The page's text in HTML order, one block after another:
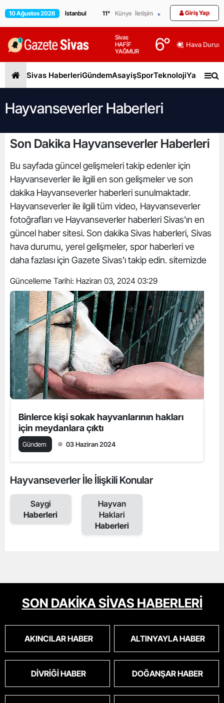
10 Ağustos 2026 11° Künye İletişim Giriş Yap
Sivas
HAFİF
YAĞMUR
6° Hava
Sivas HaberleriGündemAsayişSporTeknolojiYaşam
Hayvanseverler Haberleri
Son Dakika Hayvanseverler Haberleri
Bu sayfada güncel gelişmeleri takip edenler için
Hayvanseverler ile ilgili en son gelişmeler ve son
dakika Hayvanseverler haberleri sunulmaktadır.
Hayvanseverler ile ilgili tüm video, Hayvanseverler
fotoğrafları ve Hayvanseverler haberleri Sivas'ın en
güncel haber sitesi. Son dakika Sivas haberleri, Sivas
hava durumu, yerel gelişmeler, spor haberleri ve
daha fazlası için Gazete Sivas'ı takip edin. sitemizde
Güncelleme Tarihi: Haziran 03, 2024 03:29
Binlerce kişi sokak hayvanlarının hakları
için meydanlara çıktı
Gündem 03 Haziran 2024
Hayvanseverler İle İlişkili Konular
Saygi
Haberleri
Hayvan
Haklari
Haberleri
SON DAKİKA SİVAS HABERLERİ
AKINCILAR HABER ALTINYAYLA HABER
DIVRIĞI HABER DOĞANŞAR HABER